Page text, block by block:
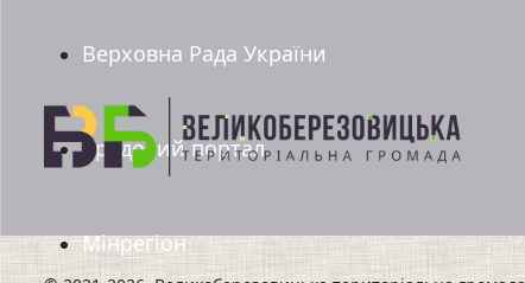
Верховна Рада України
Урядовий портал
Мінрегіон